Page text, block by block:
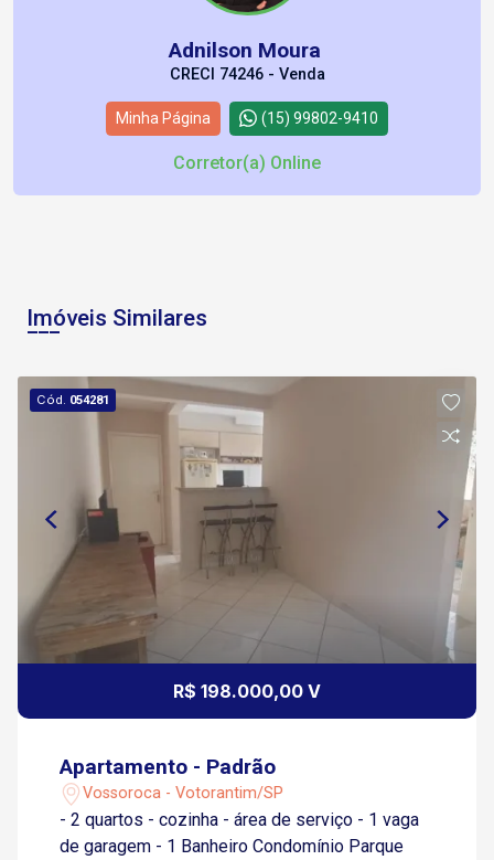
Adnilson Moura
CRECI 74246 - Venda
Minha Página (15) 99802-9410
Corretor(a) Online
Imóveis Similares
Cód. 054281
R$ 198.000,00 V
Apartamento - Padrão
Vossoroca - Votorantim/SP
- 2 quartos - cozinha - área de serviço - 1 vaga
de garagem - 1 Banheiro Condomínio Parque